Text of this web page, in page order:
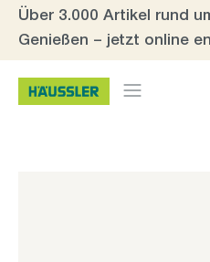
Zum Hauptinhalt springen
Über 3.000 Artikel rund
Genießen – jetzt online